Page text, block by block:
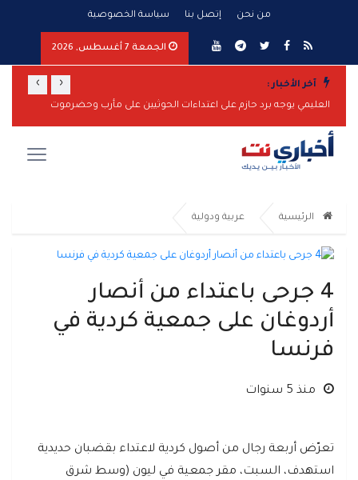
من نحن إتصل بنا سياسة الخصوصية
الجمعة 7 أغسطس, 2026
آخر الأخبار :
العليمي يوجه برد حازم على اعتداءات الحوثيين على مأرب وحضرموت
‹
›
الرئيسية عربية ودولية
4 جرحى باعتداء من أنصار
أردوغان على جمعية كردية في
فرنسا
منذ 5 سنوات
تعرّض أربعة رجال من أصول كردية لاعتداء بقضبان حديدية
استهدف، السبت، مقر جمعية في ليون (وسط شرق